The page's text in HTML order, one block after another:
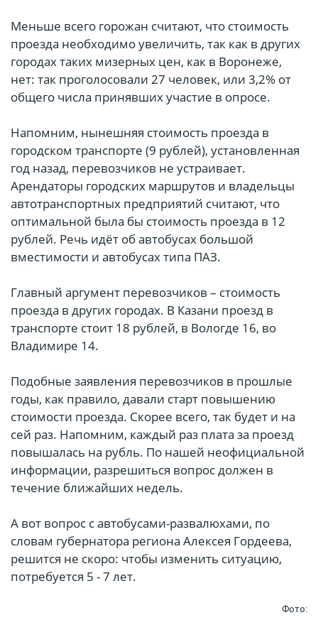
Меньше всего горожан считают, что стоимость
проезда необходимо увеличить, так как в других
городах таких мизерных цен, как в Воронеже,
нет: так проголосовали 27 человек, или 3,2% от
общего числа принявших участие в опросе.
Напомним, нынешняя стоимость проезда в
городском транспорте (9 рублей), установленная
год назад, перевозчиков не устраивает.
Арендаторы городских маршрутов и владельцы
автотранспортных предприятий считают, что
оптимальной была бы стоимость проезда в 12
рублей. Речь идёт об автобусах большой
вместимости и автобусах типа ПАЗ.
Главный аргумент перевозчиков – стоимость
проезда в других городах. В Казани проезд в
транспорте стоит 18 рублей, в Вологде 16, во
Владимире 14.
Подобные заявления перевозчиков в прошлые
годы, как правило, давали старт повышению
стоимости проезда. Скорее всего, так будет и на
сей раз. Напомним, каждый раз плата за проезд
повышалась на рубль. По нашей неофициальной
информации, разрешиться вопрос должен в
течение ближайших недель.
А вот вопрос с автобусами-развалюхами, по
словам губернатора региона Алексея Гордеева,
решится не скоро: чтобы изменить ситуацию,
потребуется 5 - 7 лет.
Фото: